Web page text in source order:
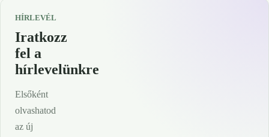
HÍRLEVÉL
Iratkozz
fel a
hírlevelünkre
Elsőként
olvashatod
az új